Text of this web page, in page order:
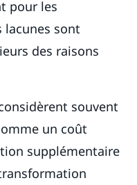
pour les
lacunes sont
des raisons
souvent
un coût
supplémentaire